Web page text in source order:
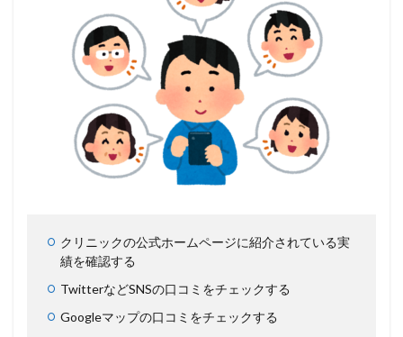
クリニックの公式ホームページに紹介されている実
績を確認する
TwitterなどSNSの口コミをチェックする
Googleマップの口コミをチェックする